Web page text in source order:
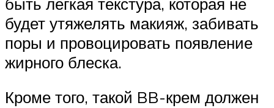
будет утяжелять макияж, забивать
поры и провоцировать появление
жирного блеска.
Кроме того, такой BB-крем должен